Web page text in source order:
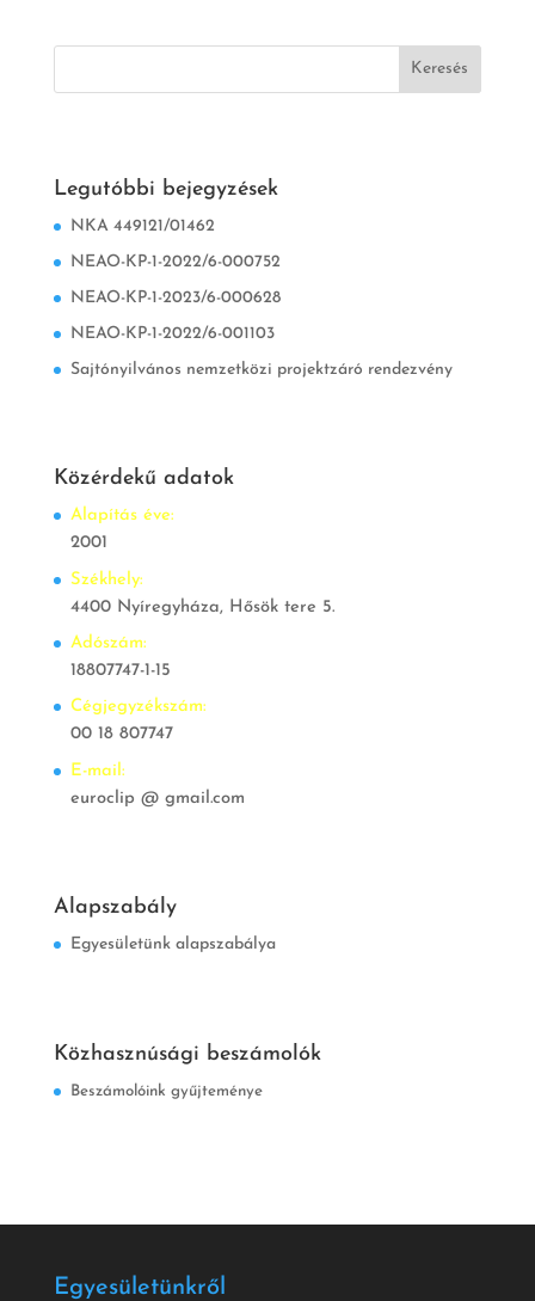
Legutóbbi bejegyzések
NKA 449121/01462
NEAO-KP-1-2022/6-000752
NEAO-KP-1-2023/6-000628
NEAO-KP-1-2022/6-001103
Sajtónyilvános nemzetközi projektzáró rendezvény
Közérdekű adatok
Alapítás éve:
2001
Székhely:
4400 Nyíregyháza, Hősök tere 5.
Adószám:
18807747-1-15
Cégjegyzékszám:
00 18 807747
E-mail:
euroclip @ gmail.com
Alapszabály
Egyesületünk alapszabálya
Közhasznúsági beszámolók
Beszámolóink gyűjteménye
Egyesületünkről